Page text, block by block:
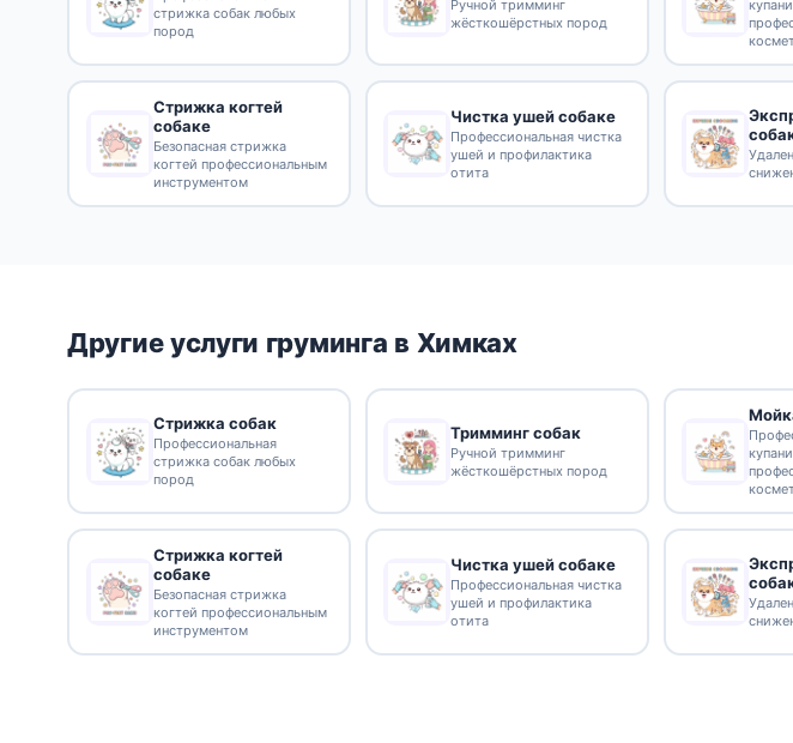
стрижка собак любых
пород
Ручной тримминг
жёсткошёрстных пород
Стрижка когтей
собаке
Безопасная стрижка
когтей профессиональным
инструментом
Чистка ушей собаке
Профессиональная чистка
ушей и профилактика
отита
Другие услуги груминга в Химках
Стрижка собак
Профессиональная
стрижка собак любых
пород
Тримминг собак
Ручной тримминг
жёсткошёрстных пород
Стрижка когтей
собаке
Безопасная стрижка
когтей профессиональным
инструментом
Чистка ушей собаке
Профессиональная чистка
ушей и профилактика
отита